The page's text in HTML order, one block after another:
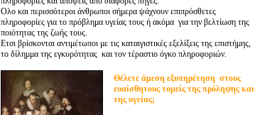
Ολο και περισσότεροι άνθρωποι σήμερα ψάχνουν επιπρόσθετες
πληροφορίες για το πρόβλημα υγείας τους ή ακόμα για την βελτίωση της
ποιότητας της ζωής τους.
Ετσι βρίσκονται αντιμέτωποι με τις καταιγιστικές εξελίξεις της επιστήμης,
το δίλημμα της εγκυρότητας και τον τέραστιο όγκο πληροφοριών.
Θέλετε άμεση εξυπηρέτηση στους
ευαίσθητους τομείς της πρόληψης και
της υγείας;